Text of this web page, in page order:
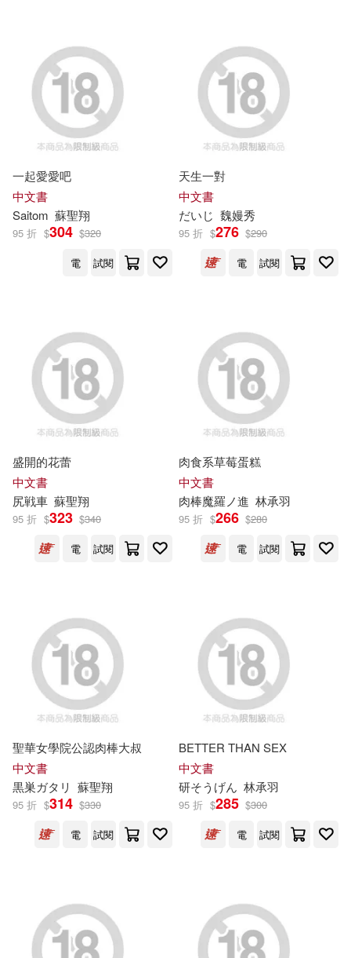
雅洛斯拉夫．哈謝克(7)
首翊股份有限公司(7)
Newtonkids新小牛頓雜誌企畫編輯
みちきんぐ(6)
上海建工集團股份有限公司(6)
中國人壽保險股份有限公司(6)
中國建築股份有限公司(6)
中國石油化工股份有限公司煉油事
中華電視股份有限公司(6)
北京森霖木教育科技股份有限公司
台資銀行大陸從業人員交流協會(6)
周誠明(6)
喬納森．斯威夫特(6)
姉崎正治(6) 安妮・法蘭克(6)
愛德蒙多．德．亞米契斯(6)
中國地質大學出版社(3)
中國農業出版社(3)
全能專案(3)
北京大學出版社(3)
國立臺灣文學館(3)
天津大學出版社(3)
客家委員會(3) 寰宇(3)
寰宇軒行股份有限公司(3)
河北科學技術出版社(3)
科建管理顧問股份有限公司(3)
立信會計出版社(3)
經濟科學出版社(3)
肯夢國際股份有限公司(3)
華商整合行銷股份有限公司(3)
一起愛愛吧
中文書
Saitom 蘇聖翔
95 折 $304 $320
電
試閱
天生一對
中文書
だいじ 魏嫚秀
95 折 $276 $290
電
試閱
盛開的花蕾
中文書
尻戦車 蘇聖翔
95 折 $323 $340
電
試閱
肉食系草莓蛋糕
中文書
肉棒魔羅ノ進 林承羽
95 折 $266 $280
電
試閱
聖華女學院公認肉棒大叔
中文書
黒巣ガタリ 蘇聖翔
95 折 $314 $330
電
試閱
BETTER THAN SEX
中文書
研そうげん 林承羽
95 折 $285 $300
電
試閱